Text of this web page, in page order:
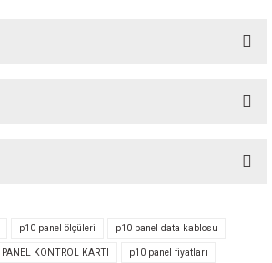
ürün açıklamalarında ve diğer konularda
öneri formunu kullanarak tarafımıza
ederiz.
p10 panel ölçüleri p10 panel data kablosu
KONTROL KARTI p10 panel fiyatları